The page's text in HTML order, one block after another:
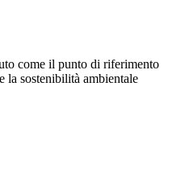
come il punto di riferimento
la sostenibilità ambientale